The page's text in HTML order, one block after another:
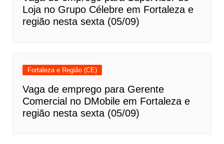
Loja no Grupo Célebre em Fortaleza e
região nesta sexta (05/09)
Fortaleza e Região (CE)
Vaga de emprego para Gerente
Comercial no DMobile em Fortaleza e
região nesta sexta (05/09)